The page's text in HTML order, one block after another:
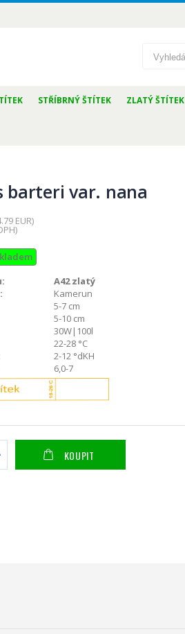
STŘÍBRNÝ ŠTÍTEK ZLATÝ ŠTÍTEK
barteri var. nana
EUR)
A42 zlatý
Kamerun
5-7 cm
5-10 cm
30W|100l
22-28 °C
2-12 °dKH
6,0-7
KOUPIT